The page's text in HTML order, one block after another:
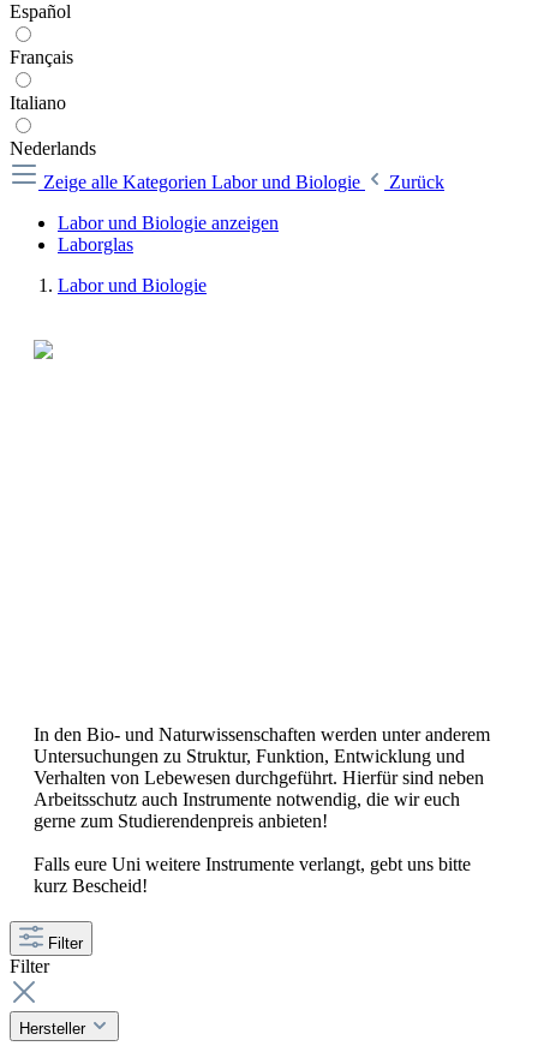
Español
Français
Italiano
Nederlands
Zeige alle Kategorien Labor und Biologie
Zurück
Labor und Biologie anzeigen
Laborglas
Labor und Biologie
In den Bio- und Naturwissenschaften werden unter anderem
Untersuchungen zu Struktur, Funktion, Entwicklung und
Verhalten von Lebewesen durchgeführt. Hierfür sind neben
Arbeitsschutz auch Instrumente notwendig, die wir euch
gerne zum Studierendenpreis anbieten!
Falls eure Uni weitere Instrumente verlangt, gebt uns bitte
kurz Bescheid!
Filter
Filter
Hersteller